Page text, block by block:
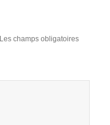
Les champs obligatoires